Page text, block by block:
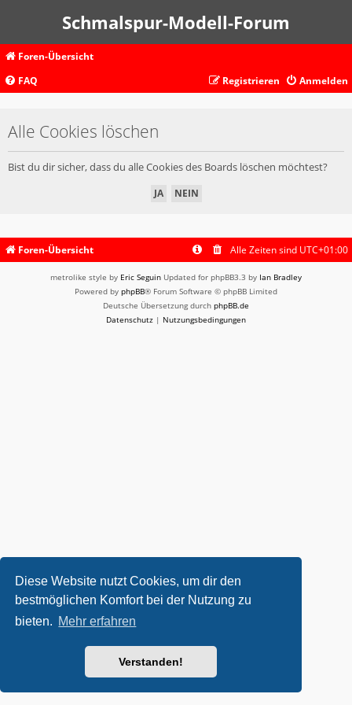
Diese Website nutzt Cookies, um dir den
bestmöglichen Komfort bei der Nutzung zu
bieten. Mehr erfahren
Verstanden!
Schmalspur-Modell-Forum
Foren-Übersicht
FAQ
Anmelden
Registrieren
Alle Cookies löschen
Bist du dir sicher, dass du alle Cookies des Boards löschen möchtest?
Foren-Übersicht Alle Zeiten sind UTC+01:00
metrolike style by Eric Seguin Updated for phpBB3.3 by Ian Bradley
Powered by phpBB® Forum Software © phpBB Limited
Deutsche Übersetzung durch phpBB.de
Datenschutz | Nutzungsbedingungen